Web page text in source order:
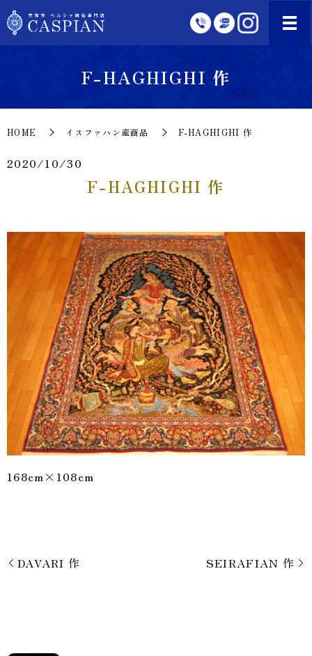
F-HAGHIGHI 作
HOME イスファハン産商品 F-HAGHIGHI 作
2020/10/30
F-HAGHIGHI 作
168cm×108cm
DAVARI 作 SEIRAFIAN 作